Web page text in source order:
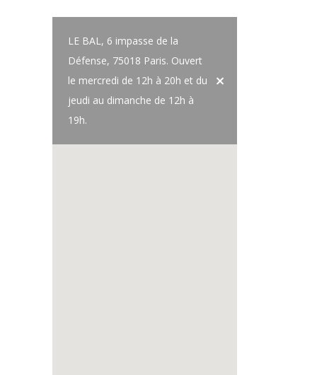
LE BAL, 6 impasse de la
Défense, 75018 Paris. Ouvert
le mercredi de 12h à 20h et du
jeudi au dimanche de 12h à
19h.